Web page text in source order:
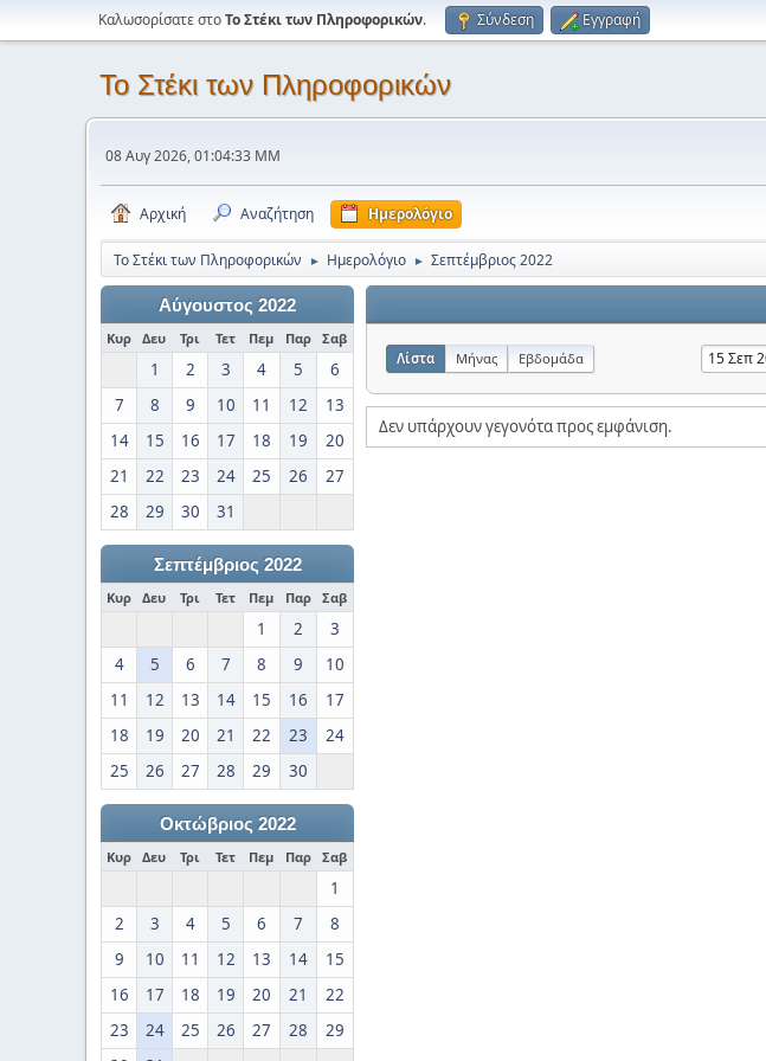
Καλωσορίσατε στοΤο Στέκι των Πληροφορικών. Σύνδεση Εγγραφή
Το Στέκι των Πληροφορικών
08 Αυγ 2026, 01:04:33 ΜΜ
Αρχική Αναζήτηση Ημερολόγιο
Το Στέκι των Πληροφορικών ► Ημερολόγιο ► Σεπτέμβριος 2022
Αύγουστος 2022
Κυρ Δευ Τρι Τετ Πεμ Παρ Σαβ
1 2 3 4 5
6
7
8 9 10 11 12
13
14
15 16 17 18 19
20
21
22 23 24 25 26
27
28
29 30 31
Σεπτέμβριος 2022
Κυρ Δευ Τρι Τετ Πεμ Παρ Σαβ
1 2
3
4
5 6 7 8 9
10
11
12 13 14 15 16
17
18
19 20 21 22 23
24
25
26 27 28 29 30
Οκτώβριος 2022
Κυρ Δευ Τρι Τετ Πεμ Παρ Σαβ
1
2
3 4 5 6 7
8
9
10 11 12 13 14
15
16
17 18 19 20 21
22
23
24 25 26 27 28
29
Λίστα Μήνας Εβδομάδα
Δεν υπάρχουν γεγονότα προς εμφάνιση.